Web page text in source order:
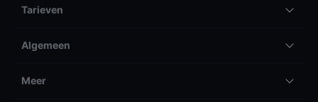
Tarieven
Algemeen
Meer